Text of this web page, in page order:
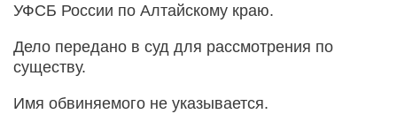
УФСБ России по Алтайскому краю.
Дело передано в суд для рассмотрения по
существу.
Имя обвиняемого не указывается.